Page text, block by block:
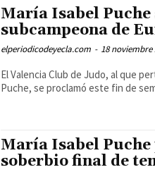
María Isabel Puche
subcampeona de
elperiodicodeyecla.com - 18 noviembre
El Valencia Club de Judo, al que
Puche, se proclamó este fin de
María Isabel
soberbio final de